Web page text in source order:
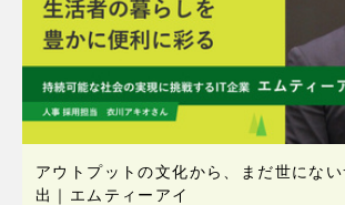
アウトプットの文化から、まだ世にな
出｜エムティーアイ